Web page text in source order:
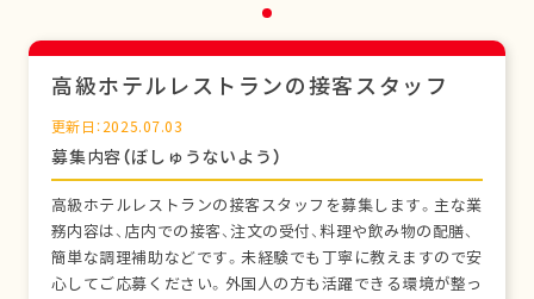
高級ホテルレストランの接客スタッフ
更新日：2025.07.03
募集内容（ぼしゅうないよう）
高級ホテルレストランの接客スタッフを募集します。主な業
務内容は、店内での接客、注文の受付、料理や飲み物の配膳、
簡単な調理補助などです。未経験でも丁寧に教えますので安
心してご応募ください。外国人の方も活躍できる環境が整っ